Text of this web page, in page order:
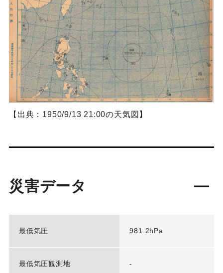
【出典：1950/9/13 21:00の天気図】
災害データ
最低気圧 981.2hPa
最低気圧観測地 -